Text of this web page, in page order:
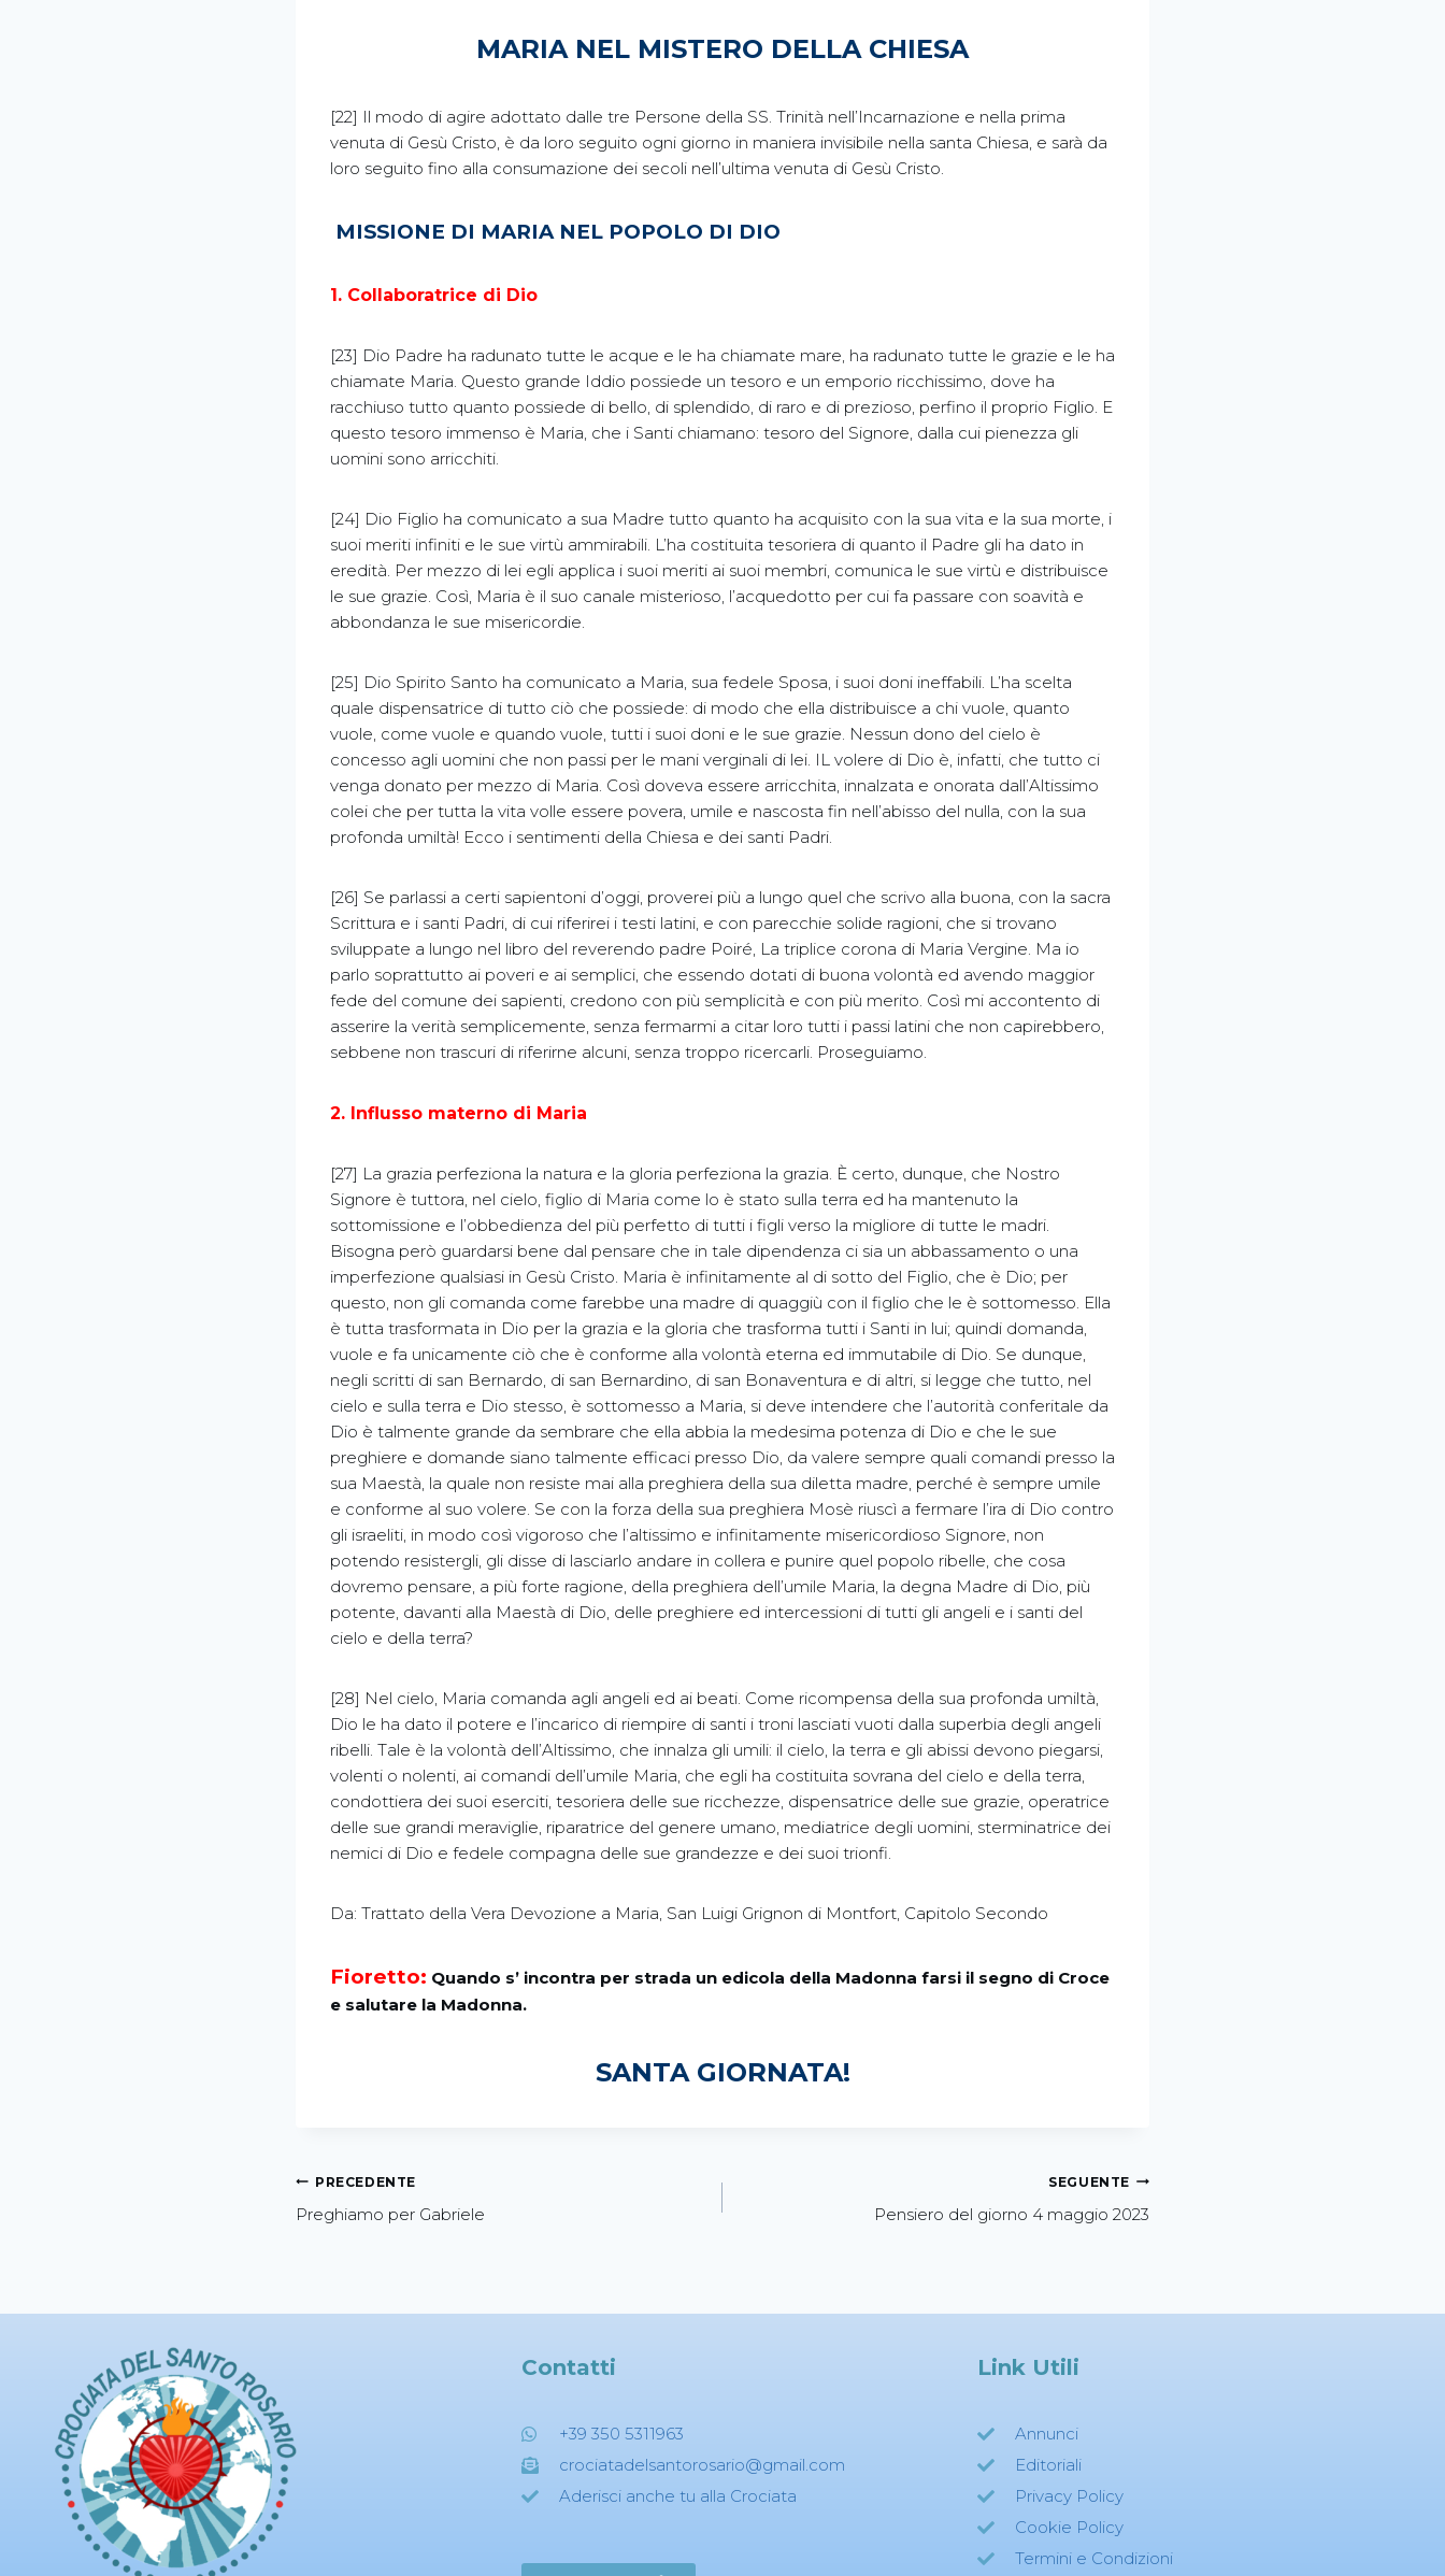
MARIA NEL MISTERO DELLA CHIESA
[22] Il modo di agire adottato dalle tre Persone della SS. Trinità nell’Incarnazione e nella prima
venuta di Gesù Cristo, è da loro seguito ogni giorno in maniera invisibile nella santa Chiesa, e sarà da
loro seguito fino alla consumazione dei secoli nell’ultima venuta di Gesù Cristo.
MISSIONE DI MARIA NEL POPOLO DI DIO
1. Collaboratrice di Dio
[23] Dio Padre ha radunato tutte le acque e le ha chiamate mare, ha radunato tutte le grazie e le ha
chiamate Maria. Questo grande Iddio possiede un tesoro e un emporio ricchissimo, dove ha
racchiuso tutto quanto possiede di bello, di splendido, di raro e di prezioso, perfino il proprio Figlio. E
questo tesoro immenso è Maria, che i Santi chiamano: tesoro del Signore, dalla cui pienezza gli
uomini sono arricchiti.
[24] Dio Figlio ha comunicato a sua Madre tutto quanto ha acquisito con la sua vita e la sua morte, i
suoi meriti infiniti e le sue virtù ammirabili. L’ha costituita tesoriera di quanto il Padre gli ha dato in
eredità. Per mezzo di lei egli applica i suoi meriti ai suoi membri, comunica le sue virtù e distribuisce
le sue grazie. Così, Maria è il suo canale misterioso, l’acquedotto per cui fa passare con soavità e
abbondanza le sue misericordie.
[25] Dio Spirito Santo ha comunicato a Maria, sua fedele Sposa, i suoi doni ineffabili. L’ha scelta
quale dispensatrice di tutto ciò che possiede: di modo che ella distribuisce a chi vuole, quanto
vuole, come vuole e quando vuole, tutti i suoi doni e le sue grazie. Nessun dono del cielo è
concesso agli uomini che non passi per le mani verginali di lei. IL volere di Dio è, infatti, che tutto ci
venga donato per mezzo di Maria. Così doveva essere arricchita, innalzata e onorata dall’Altissimo
colei che per tutta la vita volle essere povera, umile e nascosta fin nell’abisso del nulla, con la sua
profonda umiltà! Ecco i sentimenti della Chiesa e dei santi Padri.
[26] Se parlassi a certi sapientoni d’oggi, proverei più a lungo quel che scrivo alla buona, con la sacra
Scrittura e i santi Padri, di cui riferirei i testi latini, e con parecchie solide ragioni, che si trovano
sviluppate a lungo nel libro del reverendo padre Poiré, La triplice corona di Maria Vergine. Ma io
parlo soprattutto ai poveri e ai semplici, che essendo dotati di buona volontà ed avendo maggior
fede del comune dei sapienti, credono con più semplicità e con più merito. Così mi accontento di
asserire la verità semplicemente, senza fermarmi a citar loro tutti i passi latini che non capirebbero,
sebbene non trascuri di riferirne alcuni, senza troppo ricercarli. Proseguiamo.
2. Influsso materno di Maria
[27] La grazia perfeziona la natura e la gloria perfeziona la grazia. È certo, dunque, che Nostro
Signore è tuttora, nel cielo, figlio di Maria come lo è stato sulla terra ed ha mantenuto la
sottomissione e l’obbedienza del più perfetto di tutti i figli verso la migliore di tutte le madri.
Bisogna però guardarsi bene dal pensare che in tale dipendenza ci sia un abbassamento o una
imperfezione qualsiasi in Gesù Cristo. Maria è infinitamente al di sotto del Figlio, che è Dio; per
questo, non gli comanda come farebbe una madre di quaggiù con il figlio che le è sottomesso. Ella
è tutta trasformata in Dio per la grazia e la gloria che trasforma tutti i Santi in lui; quindi domanda,
vuole e fa unicamente ciò che è conforme alla volontà eterna ed immutabile di Dio. Se dunque,
negli scritti di san Bernardo, di san Bernardino, di san Bonaventura e di altri, si legge che tutto, nel
cielo e sulla terra e Dio stesso, è sottomesso a Maria, si deve intendere che l’autorità conferitale da
Dio è talmente grande da sembrare che ella abbia la medesima potenza di Dio e che le sue
preghiere e domande siano talmente efficaci presso Dio, da valere sempre quali comandi presso la
sua Maestà, la quale non resiste mai alla preghiera della sua diletta madre, perché è sempre umile
e conforme al suo volere. Se con la forza della sua preghiera Mosè riuscì a fermare l’ira di Dio contro
gli israeliti, in modo così vigoroso che l’altissimo e infinitamente misericordioso Signore, non
potendo resistergli, gli disse di lasciarlo andare in collera e punire quel popolo ribelle, che cosa
dovremo pensare, a più forte ragione, della preghiera dell’umile Maria, la degna Madre di Dio, più
potente, davanti alla Maestà di Dio, delle preghiere ed intercessioni di tutti gli angeli e i santi del
cielo e della terra?
[28] Nel cielo, Maria comanda agli angeli ed ai beati. Come ricompensa della sua profonda umiltà,
Dio le ha dato il potere e l’incarico di riempire di santi i troni lasciati vuoti dalla superbia degli angeli
ribelli. Tale è la volontà dell’Altissimo, che innalza gli umili: il cielo, la terra e gli abissi devono piegarsi,
volenti o nolenti, ai comandi dell’umile Maria, che egli ha costituita sovrana del cielo e della terra,
condottiera dei suoi eserciti, tesoriera delle sue ricchezze, dispensatrice delle sue grazie, operatrice
delle sue grandi meraviglie, riparatrice del genere umano, mediatrice degli uomini, sterminatrice dei
nemici di Dio e fedele compagna delle sue grandezze e dei suoi trionfi.
Da: Trattato della Vera Devozione a Maria, San Luigi Grignon di Montfort, Capitolo Secondo
Fioretto: Quando s’ incontra per strada un edicola della Madonna farsi il segno di Croce
e salutare la Madonna.
SANTA GIORNATA!
PRECEDENTE
Preghiamo per Gabriele
SEGUENTE
Pensiero del giorno 4 maggio 2023
Contatti
+39 350 5311963
crociatadelsantorosario@gmail.com
Aderisci anche tu alla Crociata
Link Utili
Annunci
Editoriali
Privacy Policy
Cookie Policy
Termini e Condizioni